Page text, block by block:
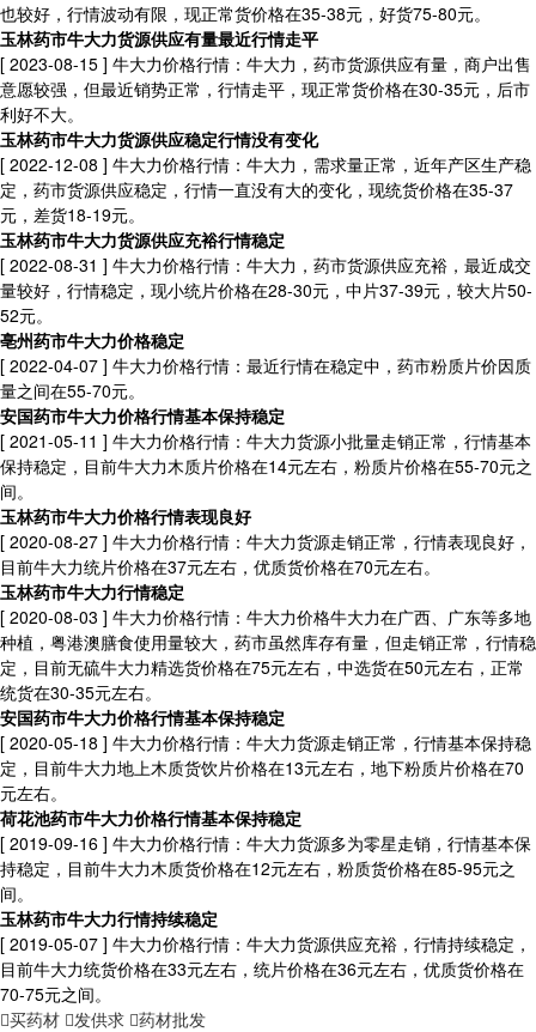
也较好，行情波动有限，现正常货价格在35-38元，好货75-80元。
玉林药市牛大力货源供应有量最近行情走平
[ 2023-08-15 ] 牛大力价格行情：牛大力，药市货源供应有量，商户出售
意愿较强，但最近销势正常，行情走平，现正常货价格在30-35元，后市
利好不大。
玉林药市牛大力货源供应稳定行情没有变化
[ 2022-12-08 ] 牛大力价格行情：牛大力，需求量正常，近年产区生产稳
定，药市货源供应稳定，行情一直没有大的变化，现统货价格在35-37
元，差货18-19元。
玉林药市牛大力货源供应充裕行情稳定
[ 2022-08-31 ] 牛大力价格行情：牛大力，药市货源供应充裕，最近成交
量较好，行情稳定，现小统片价格在28-30元，中片37-39元，较大片50-
52元。
亳州药市牛大力价格稳定
[ 2022-04-07 ] 牛大力价格行情：最近行情在稳定中，药市粉质片价因质
量之间在55-70元。
安国药市牛大力价格行情基本保持稳定
[ 2021-05-11 ] 牛大力价格行情：牛大力货源小批量走销正常，行情基本
保持稳定，目前牛大力木质片价格在14元左右，粉质片价格在55-70元之
间。
玉林药市牛大力价格行情表现良好
[ 2020-08-27 ] 牛大力价格行情：牛大力货源走销正常，行情表现良好，
目前牛大力统片价格在37元左右，优质货价格在70元左右。
玉林药市牛大力行情稳定
[ 2020-08-03 ] 牛大力价格行情：牛大力价格牛大力在广西、广东等多地
种植，粤港澳膳食使用量较大，药市虽然库存有量，但走销正常，行情稳
定，目前无硫牛大力精选货价格在75元左右，中选货在50元左右，正常
统货在30-35元左右。
安国药市牛大力价格行情基本保持稳定
[ 2020-05-18 ] 牛大力价格行情：牛大力货源走销正常，行情基本保持稳
定，目前牛大力地上木质货饮片价格在13元左右，地下粉质片价格在70
元左右。
荷花池药市牛大力价格行情基本保持稳定
[ 2019-09-16 ] 牛大力价格行情：牛大力货源多为零星走销，行情基本保
持稳定，目前牛大力木质货价格在12元左右，粉质货价格在85-95元之
间。
玉林药市牛大力行情持续稳定
[ 2019-05-07 ] 牛大力价格行情：牛大力货源供应充裕，行情持续稳定，
目前牛大力统货价格在33元左右，统片价格在36元左右，优质货价格在
70-75元之间。
买药材 发供求 药材批发